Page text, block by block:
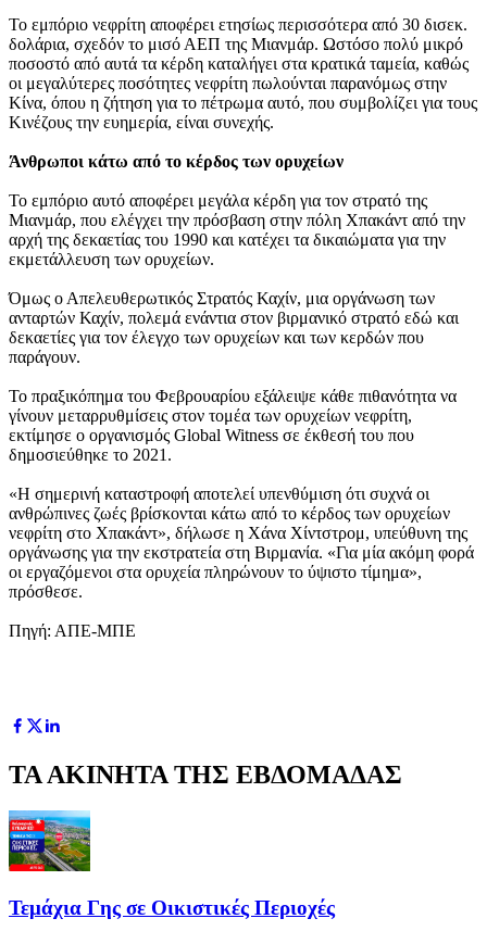
Το εμπόριο νεφρίτη αποφέρει ετησίως περισσότερα από 30 δισεκ.
δολάρια, σχεδόν το μισό ΑΕΠ της Μιανμάρ. Ωστόσο πολύ μικρό
ποσοστό από αυτά τα κέρδη καταλήγει στα κρατικά ταμεία, καθώς
οι μεγαλύτερες ποσότητες νεφρίτη πωλούνται παρανόμως στην
Κίνα, όπου η ζήτηση για το πέτρωμα αυτό, που συμβολίζει για τους
Κινέζους την ευημερία, είναι συνεχής.
Άνθρωποι κάτω από το κέρδος των ορυχείων
Το εμπόριο αυτό αποφέρει μεγάλα κέρδη για τον στρατό της
Μιανμάρ, που ελέγχει την πρόσβαση στην πόλη Χπακάντ από την
αρχή της δεκαετίας του 1990 και κατέχει τα δικαιώματα για την
εκμετάλλευση των ορυχείων.
Όμως ο Απελευθερωτικός Στρατός Καχίν, μια οργάνωση των
ανταρτών Καχίν, πολεμά ενάντια στον βιρμανικό στρατό εδώ και
δεκαετίες για τον έλεγχο των ορυχείων και των κερδών που
παράγουν.
Το πραξικόπημα του Φεβρουαρίου εξάλειψε κάθε πιθανότητα να
γίνουν μεταρρυθμίσεις στον τομέα των ορυχείων νεφρίτη,
εκτίμησε ο οργανισμός Global Witness σε έκθεσή του που
δημοσιεύθηκε το 2021.
«Η σημερινή καταστροφή αποτελεί υπενθύμιση ότι συχνά οι
ανθρώπινες ζωές βρίσκονται κάτω από το κέρδος των ορυχείων
νεφρίτη στο Χπακάντ», δήλωσε η Χάνα Χίντστρομ, υπεύθυνη της
οργάνωσης για την εκστρατεία στη Βιρμανία. «Για μία ακόμη φορά
οι εργαζόμενοι στα ορυχεία πληρώνουν το ύψιστο τίμημα»,
πρόσθεσε.
Πηγή: ΑΠΕ-ΜΠΕ
ΤΑ ΑΚΙΝΗΤΑ ΤΗΣ ΕΒΔΟΜΑΔΑΣ
Τεμάχια Γης σε Οικιστικές Περιοχές